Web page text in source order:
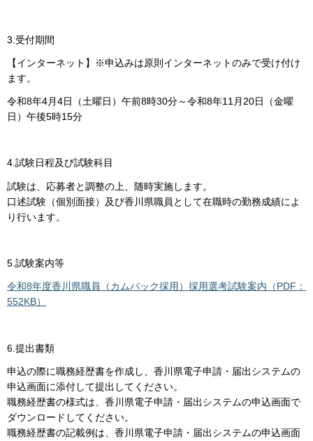
3.受付期間
【インターネット】※申込みは原則インターネットのみで受け付け
ます。
令和8年4月4日（土曜日）午前8時30分～令和8年11月20日（金曜
日）午後5時15分
4.試験日程及び試験科目
試験は、応募者と調整の上、随時実施します。
口述試験（個別面接）及び香川県職員として在職時の勤務成績によ
り行います。
5.試験案内等
令和8年度香川県職員（カムバック採用）採用選考試験案内（PDF：
552KB）
6.提出書類
申込の際に職務経歴書を作成し、香川県電子申請・届出システムの
申込画面に添付して提出してください。
職務経歴書の様式は、香川県電子申請・届出システムの申込画面で
ダウンロードしてください。
職務経歴書の記載例は、香川県電子申請・届出システムの申込画面